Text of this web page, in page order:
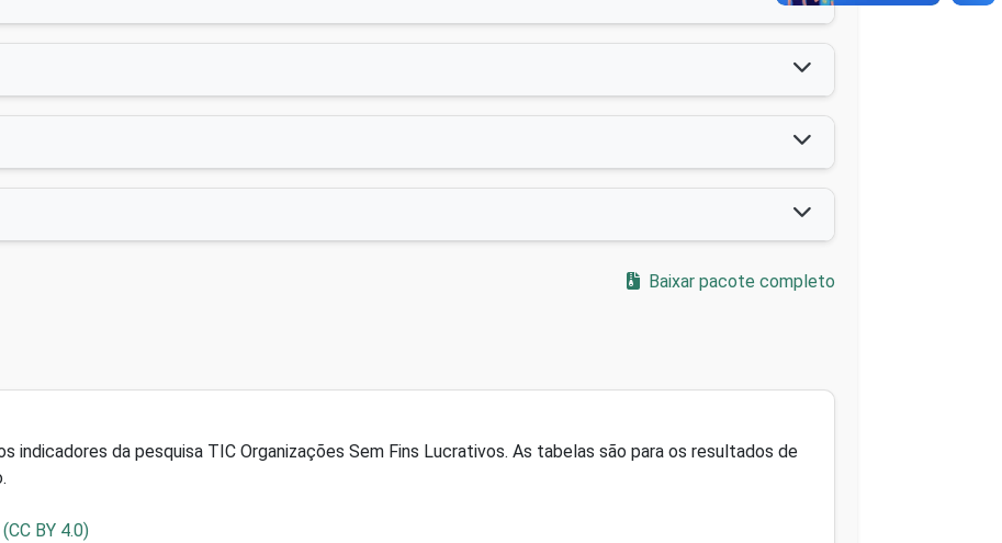
Baixar pacote completo
indicadores da pesquisa TIC Organizações Sem Fins Lucrativos. As tabelas são para os resultados de
BY 4.0)